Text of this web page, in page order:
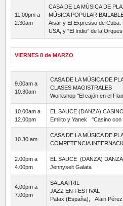
11.00pm a
2.30am
CASA DE LA MÚSICA DE
MÚSICA POPULAR
Aisar y El Expresso de Cuba:
USA, y “El Indio” de la
VIERNES 8 de MARZO
9.00am a
10.30am
CASA DE LA MÚSICA DE
CLASES MAGISTRALES
Workshop "El cajón en el
10.00am a
12.00pm
EL SAUCE (DANZA)
Emilito y Yanek "Casino con
10.30 am
CASA DE LA MÚSICA DE
COMPETENCIA
2.00pm a
4.00pm
EL SAUCE (DANZA) DANZA
Jennyselt Galata
4.00pm a
7.00pm
SALA ATRIL
JAZZ EN FESTIVAL
Patax (España), Alain